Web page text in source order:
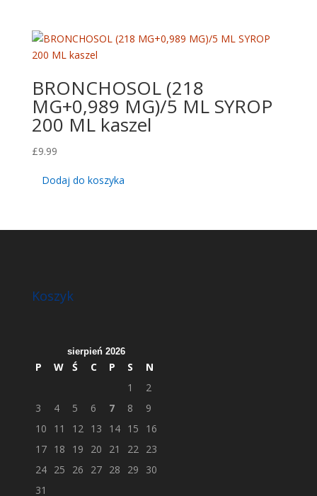
BRONCHOSOL (218
MG+0,989 MG)/5 ML SYROP
200 ML kaszel
£9.99
Dodaj do koszyka
Koszyk
sierpień 2026
P W Ś C P S
N
1
2
3
4 5 6 7 8
9
10
11 12 13 14 15
16
17 18 19 20 21 22
23
24 25 26 27 28 29
30
31